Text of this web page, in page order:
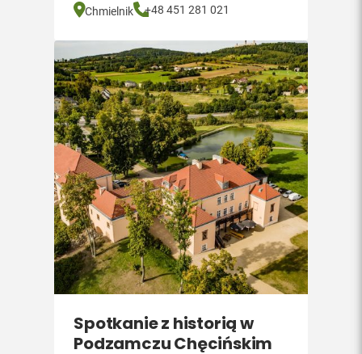
Chmielnik +48 451 281 021
Spotkanie z historią w
Podzamczu Chęcińskim